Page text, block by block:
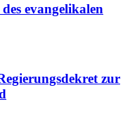
evangelikalen
zur